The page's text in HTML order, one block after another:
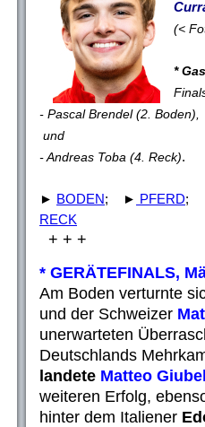
(<
*
- Pascal Brendel (2. Boden),
und
- Andreas Toba (4. Reck).
► BODEN; ► PFERD;
RECK
+ + +
* GERÄTEFINALS,
Am Boden verturnte
und der Schweizer
unerwarteten
Deutschlands
landete Matteo
weiteren Erfolg,
hinter dem Italiener